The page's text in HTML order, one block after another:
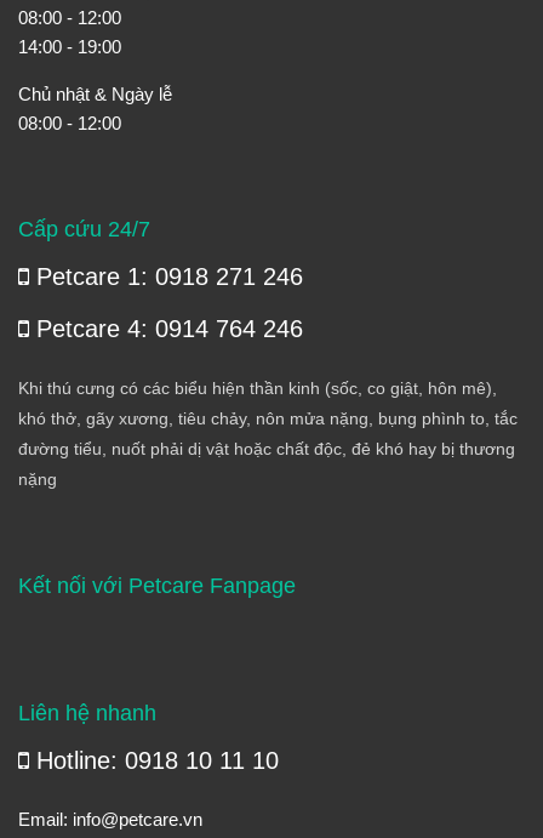
08:00 - 12:00
14:00 - 19:00
Chủ nhật & Ngày lễ
08:00 - 12:00
Cấp cứu 24/7
Petcare 1: 0918 271 246
Petcare 4: 0914 764 246
Khi thú cưng có các biểu hiện thần kinh (sốc, co giật, hôn mê),
khó thở, gãy xương, tiêu chảy, nôn mửa nặng, bụng phình to, tắc
đường tiểu, nuốt phải dị vật hoặc chất độc, đẻ khó hay bị thương
nặng
Kết nối với Petcare Fanpage
Liên hệ nhanh
Hotline: 0918 10 11 10
Email: info@petcare.vn